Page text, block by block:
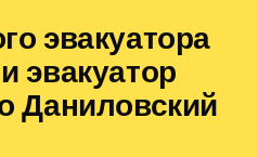
эвакуатора
эвакуатор
Даниловский